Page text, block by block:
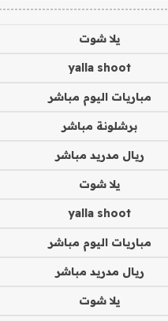
يلا شوت
yalla shoot
مباريات اليوم مباشر
برشلونة مباشر
ريال مدريد مباشر
يلا شوت
yalla shoot
مباريات اليوم مباشر
ريال مدريد مباشر
يلا شوت